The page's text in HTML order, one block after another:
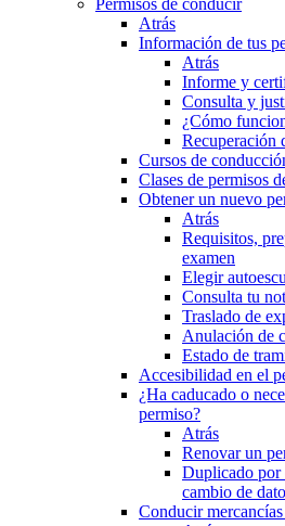
Permisos de conducir
Atrás
Información de tus
Atrás
Informe y
Consulta y
¿Cómo
Recuperación
Cursos de
Clases de permisos
Obtener un nuevo
Atrás
Requisitos,
examen
Elegir
Consulta tu
Traslado de
Anulación de
Estado de
Accesibilidad en el
¿Ha caducado o
permiso?
Atrás
Renovar un
Duplicado por
cambio de
Conducir